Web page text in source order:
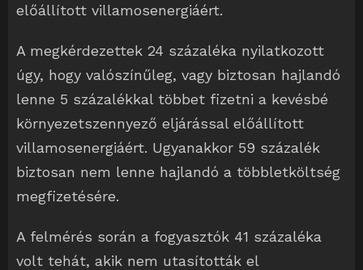
előállított villamosenergiáért.
A megkérdezettek 24 százaléka nyilatkozott
úgy, hogy valószínűleg, vagy biztosan hajlandó
lenne 5 százalékkal többet fizetni a kevésbé
környezetszennyező eljárással előállított
villamosenergiáért. Ugyanakkor 59 százalék
biztosan nem lenne hajlandó a többletköltség
megfizetésére.
A felmérés során a fogyasztók 41 százaléka
volt tehát, akik nem utasították el